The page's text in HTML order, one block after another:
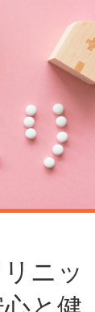
ニッ